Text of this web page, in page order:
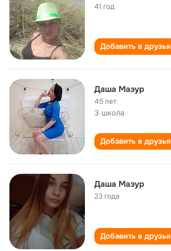
41 год
Добавить в друзья
Даша Мазур
45 лет
3 школа
Добавить в друзья
Даша Мазур
23 года
Добавить в друзья